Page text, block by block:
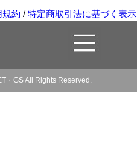
規約 / 特定商取引法に基づく表示
・GS All Rights Reserved.